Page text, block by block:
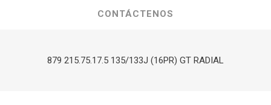
CONTÁCTENOS
879 215.75.17.5 135/133J (16PR) GT RADIAL